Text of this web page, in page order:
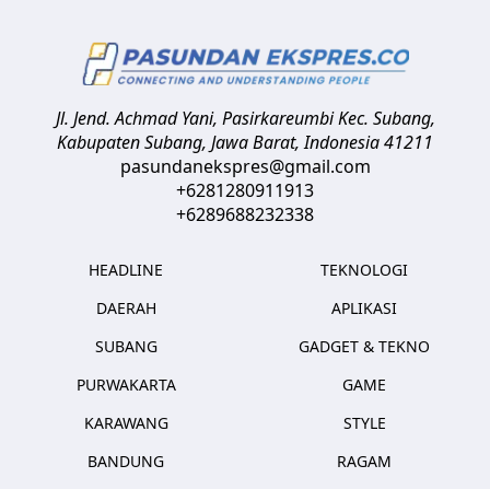
Jl. Jend. Achmad Yani, Pasirkareumbi Kec. Subang,
Kabupaten Subang, Jawa Barat,Indonesia41211
pasundanekspres@gmail.com
+6281280911913
+6289688232338
HEADLINE
DAERAH
SUBANG
PURWAKARTA
KARAWANG
BANDUNG
TEKNOLOGI
APLIKASI
GADGET & TEKNO
GAME
STYLE
RAGAM